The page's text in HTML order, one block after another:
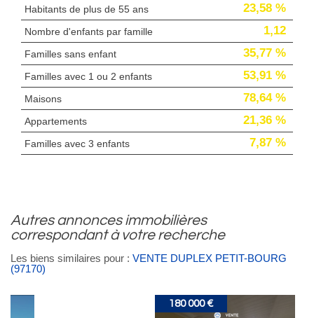
Habitants de plus de 55 ans 23,58 %
Nombre d'enfants par famille 1,12
Familles sans enfant 35,77 %
Familles avec 1 ou 2 enfants 53,91 %
Maisons 78,64 %
Appartements 21,36 %
Familles avec 3 enfants 7,87 %
autres annonces immobilières
correspondant à votre recherche
Les biens similaires pour : VENTE DUPLEX PETIT-BOURG
(97170)